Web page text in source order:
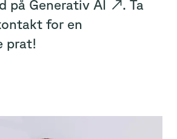
på Generativ AI ↗. Ta
for en
prat!